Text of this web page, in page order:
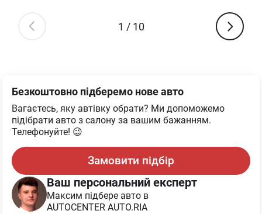
1 / 10
Безкоштовно підберемо нове авто
Вагаєтесь, яку автівку обрати? Ми допоможемо
підібрати авто з салону за вашим бажанням.
Телефонуйте! 😉
Замовити підбір
Ваш персональний експерт
Максим підбере авто в
AUTOCENTER AUTO.RIA